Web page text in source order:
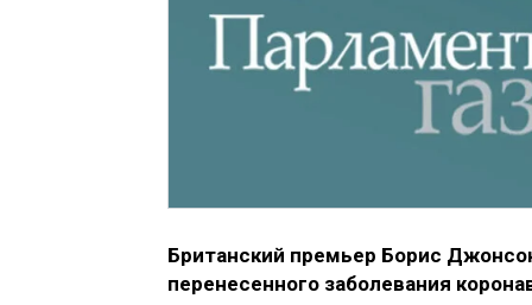
Британский премьер Борис
перенесенного заболевания